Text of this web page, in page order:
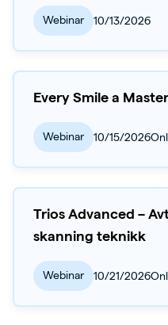
Webinar 10/13/2026
Every Smile a
Webinar 10/15/2026
Trios Advanced –
skanning teknikk
Webinar 10/21/2026